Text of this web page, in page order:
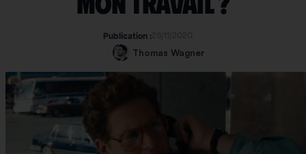
Publication :26/11/2020
Thomas Wagner